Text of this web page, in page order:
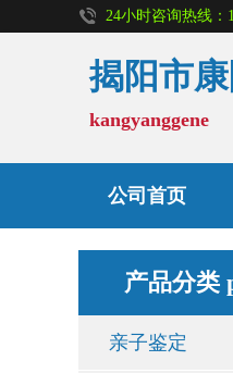
24小时咨询热线：
揭阳市
kangyanggene
公司首页
产品分类
亲子鉴定
亲子鉴定
无创胎儿亲子